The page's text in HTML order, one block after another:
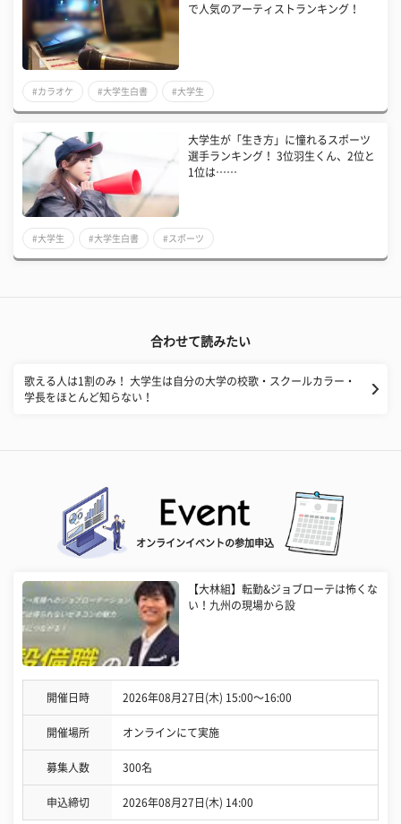
で人気のアーティストランキング！
#カラオケ #大学生白書 #大学生
大学生が「生き方」に憧れるスポーツ
選手ランキング！ 3位羽生くん、2位と
1位は……
#大学生 #大学生白書 #スポーツ
合わせて読みたい
歌える人は1割のみ！ 大学生は自分の大学の校歌・スクールカラー・
学長をほとんど知らない！
オンラインイベントの参加申込
【大林組】転勤&ジョブローテは怖くな
い！九州の現場から設
開催日時 2026年08月27日(木) 15:00〜16:00
開催場所 オンラインにて実施
募集人数 300名
申込締切 2026年08月27日(木) 14:00